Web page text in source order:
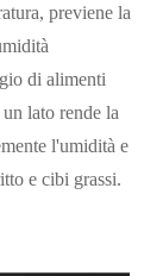
previene la
di alimenti
lato rende la
l'umidità e
e cibi grassi.